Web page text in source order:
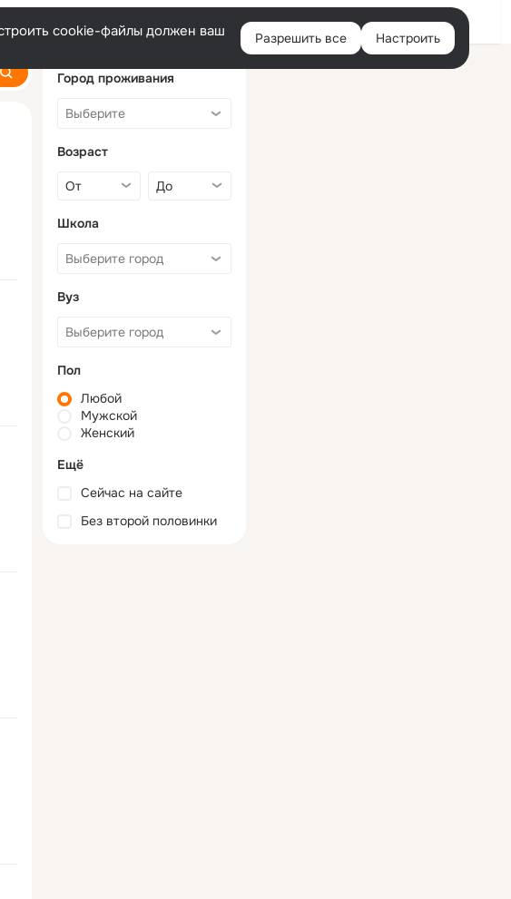
Войти
cookie-файлы должен ваш
Разрешить все Настроить
Город проживания
Возраст
Школа
Вуз
Пол
Любой
Мужской
Женский
Ещё
Сейчас на сайте
Без второй половинки